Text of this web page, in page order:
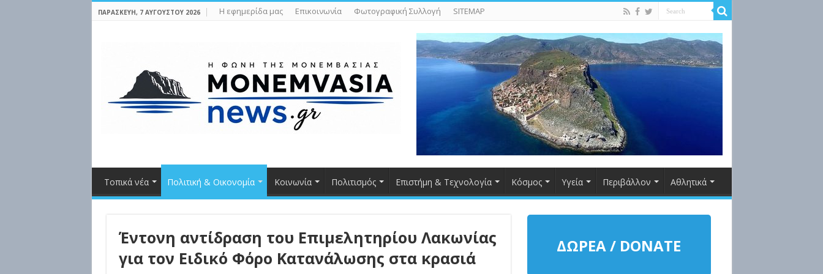
ΠΑΡΑΣΚΕΥΉ, 7 ΑΥΓΟΎΣΤΟΥ 2026 Η εφημερίδα μας Επικοινωνία Φωτογραφική Συλλογή SITEMAP
Τοπικά νέα Πολιτική & Οικονομία Κοινωνία Πολιτισμός Επιστήμη & Τεχνολογία Κόσμος Υγεία Περιβάλλον Αθλητικά
Έντονη αντίδραση του Επιμελητηρίου Λακωνίας
για τον Ειδικό Φόρο Κατανάλωσης στα κρασιά
ΔΩΡΕΑ / DONATE